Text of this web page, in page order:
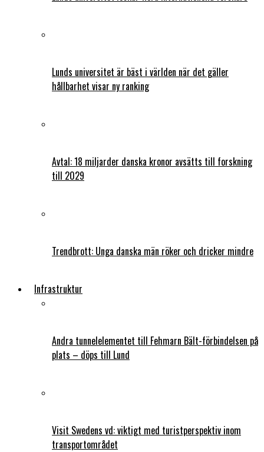
Lunds universitet är bäst i världen när det gäller
hållbarhet visar ny ranking
Avtal: 18 miljarder danska kronor avsätts till forskning
till 2029
Trendbrott: Unga danska män röker och dricker mindre
Infrastruktur
Andra tunnelelementet till Fehmarn Bält-förbindelsen på
plats – döps till Lund
Visit Swedens vd: viktigt med turistperspektiv inom
transportområdet